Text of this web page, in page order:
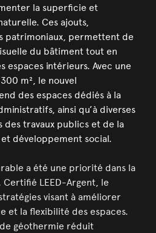
la superficie et
Ces ajouts,
patrimoniaux, permettent de
du bâtiment tout en
espaces intérieurs. Avec une
m², le nouvel
des espaces dédiés à la
ainsi qu’à diverses
travaux publics et de la
développement social.
a été une priorité dans la
LEED-Argent, le
visant à améliorer
et la flexibilité des espaces.
géothermie réduit